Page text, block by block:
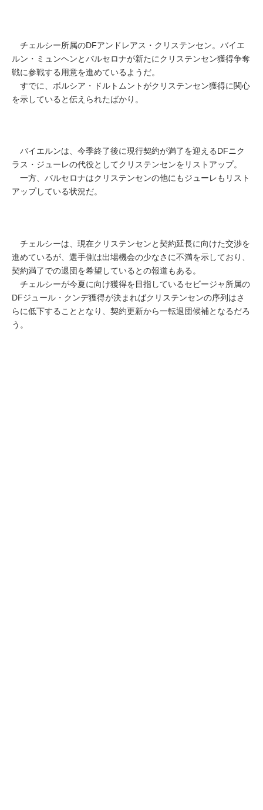
チェルシー所属のDFアンドレアス・クリステンセン。バイエ
ルン・ミュンヘンとバルセロナが新たにクリステンセン獲得争奪
戦に参戦する用意を進めているようだ。
すでに、ボルシア・ドルトムントがクリステンセン獲得に関心
を示していると伝えられたばかり。
バイエルンは、今季終了後に現行契約が満了を迎えるDFニク
ラス・ジューレの代役としてクリステンセンをリストアップ。
一方、バルセロナはクリステンセンの他にもジューレもリスト
アップしている状況だ。
チェルシーは、現在クリステンセンと契約延長に向けた交渉を
進めているが、選手側は出場機会の少なさに不満を示しており、
契約満了での退団を希望しているとの報道もある。
チェルシーが今夏に向け獲得を目指しているセビージャ所属の
DFジュール・クンデ獲得が決まればクリステンセンの序列はさ
らに低下することとなり、契約更新から一転退団候補となるだろ
う。